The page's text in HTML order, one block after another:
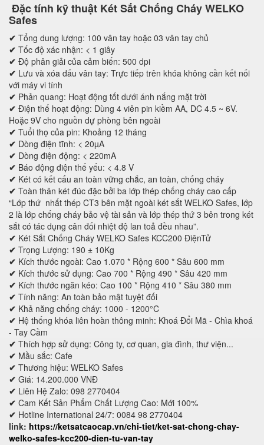
Đặc tính kỹ thuật Két Sắt Chống Cháy WELKO
Safes
✔ Tổng dung lượng: 100 vân tay hoặc 03 vân tay chủ
✔ Tốc độ xác nhận: < 1 giây
✔ Độ phân giải của cảm biến: 500 dpi
✔ Lưu và xóa dấu vân tay: Trực tiếp trên khóa không cần kết nối
với máy vi tính
✔ Phản quang: Hoạt động tốt dưới ánh nắng mặt trời
✔ Điện thế hoạt động: Dùng 4 viên pin kiềm AA, DC 4.5 ~ 6V.
Hoặc 9V cho nguồn dự phòng bên ngoài
✔ Tuổi thọ của pin: Khoảng 12 tháng
✔ Dòng điện tĩnh: < 20µA
✔ Dòng điện động: < 220mA
✔ Báo động điện thế yếu: < 4.8 V
✔ Két có kết cấu an toàn vững chắc, an toàn, chống cháy
✔ Toàn thân két đúc đặc bởi ba lớp thép chống cháy cao cấp
“Lớp thứ nhất thép CT3 bên mặt ngoài két sắt WELKO Safes, lớp
2 là lớp chống cháy bảo vệ tài sản và lớp thép thứ 3 bên trong két
sắt có tác dụng cân đối nhiệt độ lan toả đều nhau”.
✔ Két Sắt Chống Cháy WELKO Safes KCC200 ĐiệnTử
✔ Trọng Lượng: 190 ± 10Kg
✔ Kích thước ngoài: Cao 1.070 * Rộng 600 * Sâu 600 mm
✔ Kích thước sử dụng: Cao 700 * Rộng 490 * Sâu 420 mm
✔ Kích thước ngăn kéo: Cao 100 * Rộng 410 * Sâu 380 mm
✔ Tính năng: An toàn bảo mật tuyệt đối
✔ Khả năng chống cháy: 1000 - 1200°C
✔ Hệ thống khóa liên hoàn thông minh: Khoá Đổi Mã - Chìa khoá
- Tay Cầm
✔ Thích hợp sử dụng: Công ty, cơ quan, gia đình, thư viện...
✔ Mầu sắc: Cafe
✔ Thương hiệu: WELKO Safes
✔ Giá: 14.200.000 VNĐ
✔ Liên Hệ Zalo: 098 2770404
✔ Cam Kết Sản Phẩm Chất Lượng Cao: Mới 100%
✔ Hotline International 24/7: 0084 98 2770404
link: https://ketsatcaocap.vn/chi-tiet/ket-sat-chong-chay-
welko-safes-kcc200-dien-tu-van-tay